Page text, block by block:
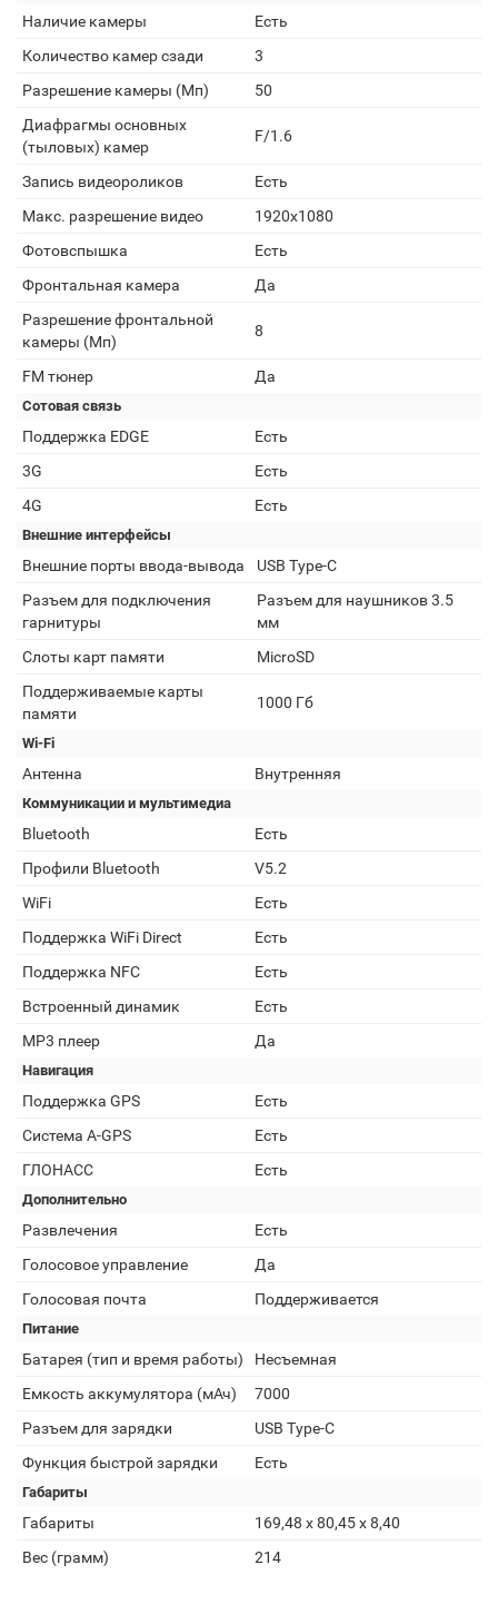
Наличие камеры
Есть
Количество камер сзади
3
Разрешение камеры (Мп)
50
Диафрагмы основных
(тыловых) камер
F/1.6
Запись видеороликов
Есть
Макс. разрешение видео
1920x1080
Фотовспышка
Есть
Фронтальная камера
Да
Разрешение фронтальной
камеры (Мп)
8
FM тюнер Да
Сотовая связь
Поддержка EDGE
Есть
3G
Есть
4G
Есть
Внешние интерфейсы
Внешние порты ввода-вывода
USB Type-C
Разъем для подключения
гарнитуры
Разъем для наушников 3.5
мм
Слоты карт памяти
MicroSD
Поддерживаемые карты
памяти
1000 Гб
Wi-Fi
Антенна Внутренняя
Коммуникации и мультимедиа
Bluetooth
Есть
Профили Bluetooth
V5.2
WiFi
Есть
Поддержка WiFi Direct
Есть
Поддержка NFC
Есть
Встроенный динамик
Есть
MP3 плеер
Да
Навигация
Поддержка GPS
Есть
Cистема A-GPS
Есть
ГЛОНАСС
Есть
Дополнительно
Развлечения
Есть
Голосовое управление
Да
Голосовая почта
Поддерживается
Питание
Батарея (тип и время работы)
Несъемная
Емкость аккумулятора (мАч)
7000
Разъем для зарядки
USB Type-C
Функция быстрой зарядки
Есть
Габариты
Габариты
169,48 x 80,45 x 8,40
Вес (грамм)
214